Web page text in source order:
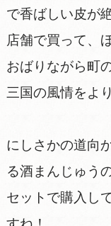
で香ばしい皮が
店舗で買って、
おばりながら町
三国の風情をよ
にしさかの道向
る酒まんじゅう
セットで購入し